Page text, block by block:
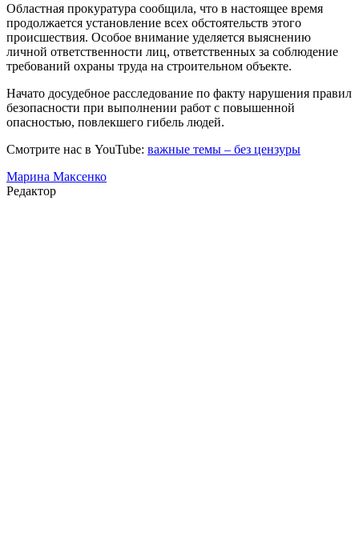
Областная прокуратура сообщила, что в настоящее время
продолжается установление всех обстоятельств этого
происшествия. Особое внимание уделяется выяснению
личной ответственности лиц, ответственных за соблюдение
требований охраны труда на строительном объекте.
Начато досудебное расследование по факту нарушения правил
безопасности при выполнении работ с повышенной
опасностью, повлекшего гибель людей.
Смотрите нас в YouTube: важные темы – без цензуры
Марина Максенко
Редактор